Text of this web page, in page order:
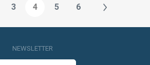
3 4 5 6
NEWSLETTER